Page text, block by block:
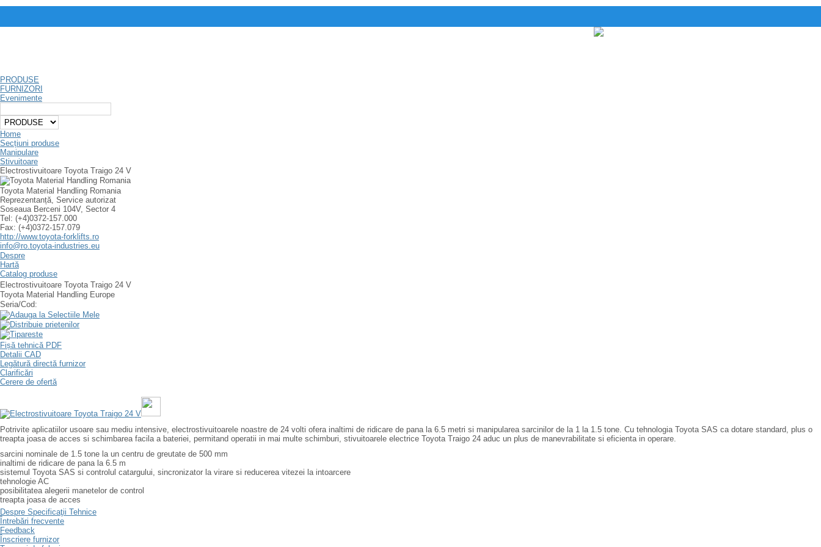
PRODUSE
FURNIZORI
Evenimente
Home
Secțiuni produse
Manipulare
Stivuitoare
Electrostivuitoare Toyota Traigo 24 V
Toyota Material Handling Romania
Reprezentanță, Service autorizat
Soseaua Berceni 104V, Sector 4
Tel: (+4)0372-157.000
Fax: (+4)0372-157.079
http://www.toyota-forklifts.ro
info@ro.toyota-industries.eu
Despre
Hartă
Catalog produse
Electrostivuitoare Toyota Traigo 24 V
Toyota Material Handling Europe
Seria/Cod:
Fișă tehnică PDF
Detalii CAD
Legătură directă furnizor
Clarificări
Cerere de ofertă
Potrivite aplicatiilor usoare sau mediu intensive, electrostivuitoarele noastre de 24 volti ofera inaltimi de ridicare de pana la 6.5 metri si manipularea sarcinilor de la 1 la 1.5 tone. Cu tehnologia Toyota SAS ca dotare standard, plus o
treapta joasa de acces si schimbarea facila a bateriei, permitand operatii in mai multe schimburi, stivuitoarele electrice Toyota Traigo 24 aduc un plus de manevrabilitate si eficienta in operare.
sarcini nominale de 1.5 tone la un centru de greutate de 500 mm
inaltimi de ridicare de pana la 6.5 m
sistemul Toyota SAS si controlul catargului, sincronizator la virare si reducerea vitezei la intoarcere
tehnologie AC
posibilitatea alegerii manetelor de control
treapta joasa de acces
Despre Specificaţii Tehnice
Întrebări frecvente
Feedback
Înscriere furnizor